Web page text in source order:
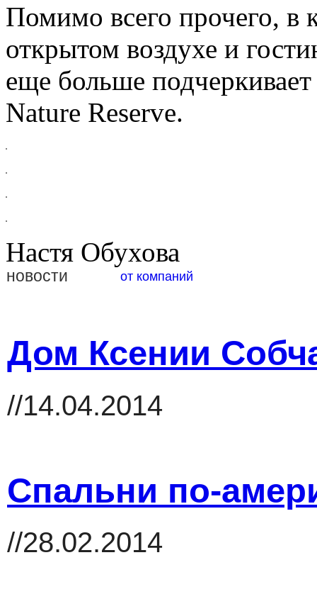
Помимо всего прочего, в
открытом воздухе и
еще больше
Nature Reserve.
Настя Обухова
новости от компаний
Дом Ксении
//14.04.2014
Спальни по-
//28.02.2014